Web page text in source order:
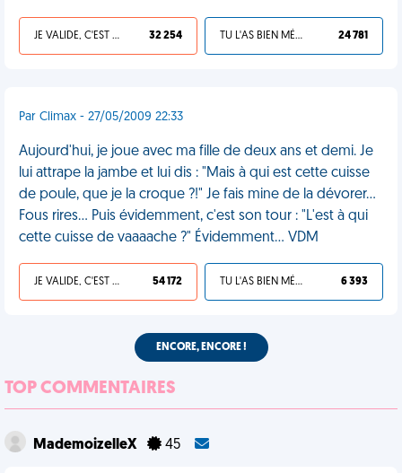
JE VALIDE, C'EST UNE VDM 32 254 TU L'AS BIEN MÉRITÉ 24 781
Par Climax - 27/05/2009 22:33
Aujourd'hui, je joue avec ma fille de deux ans et demi. Je
lui attrape la jambe et lui dis : "Mais à qui est cette cuisse
de poule, que je la croque ?!" Je fais mine de la dévorer...
Fous rires... Puis évidemment, c'est son tour : "L'est à qui
cette cuisse de vaaaache ?" Évidemment... VDM
JE VALIDE, C'EST UNE VDM 54 172 TU L'AS BIEN MÉRITÉ 6 393
ENCORE, ENCORE !
TOP COMMENTAIRES
MademoizelleX 45